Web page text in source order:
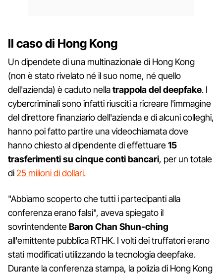
Il caso di Hong Kong
Un dipendete di una multinazionale di Hong Kong
(non è stato rivelato né il suo nome, né quello
dell'azienda) è caduto nellatrappola del deepfake. I
cybercriminali sono infatti riusciti a ricreare l'immagine
del direttore finanziario dell'azienda e di alcuni colleghi,
hanno poi fatto partire una videochiamata dove
hanno chiesto al dipendente di effettuare15
trasferimenti su cinque conti bancari, per un totale
di 25 milioni di dollari.
"Abbiamo scoperto che tutti i partecipanti alla
conferenza erano falsi", aveva spiegato il
sovrintendenteBaron Chan Shun-ching
all'emittente pubblica RTHK. I volti dei truffatori erano
stati modificati utilizzando la tecnologia deepfake.
Durante la conferenza stampa, la polizia di Hong Kong